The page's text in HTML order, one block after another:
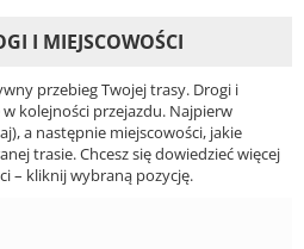
I MIEJSCOWOŚCI
przebieg Twojej trasy. Drogi i
kolejności przejazdu. Najpierw
a następnie miejscowości, jakie
trasie. Chcesz się dowiedzieć więcej
– kliknij wybraną pozycję.